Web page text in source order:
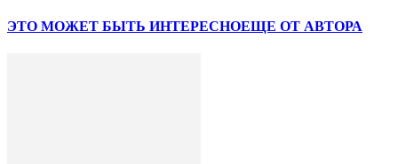
ЭТО МОЖЕТ БЫТЬ ИНТЕРЕСНОЕЩЕ ОТ АВТОРА